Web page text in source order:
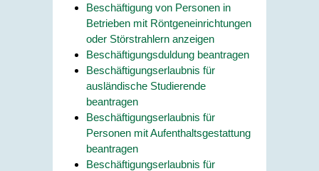
Beschäftigung von Personen in
Betrieben mit Röntgeneinrichtungen
oder Störstrahlern anzeigen
Beschäftigungsduldung beantragen
Beschäftigungserlaubnis für
ausländische Studierende
beantragen
Beschäftigungserlaubnis für
Personen mit Aufenthaltsgestattung
beantragen
Beschäftigungserlaubnis für